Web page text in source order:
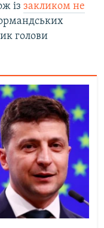
із закликом не
голови